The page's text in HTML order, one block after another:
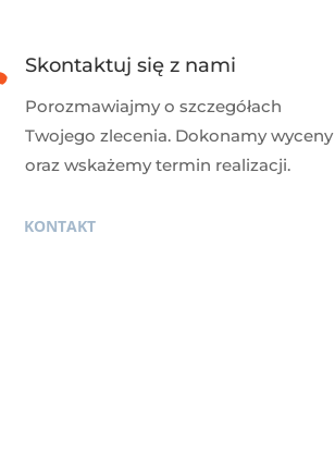
Skontaktuj się z nami
Porozmawiajmy o szczegółach
Twojego zlecenia. Dokonamy wyceny
oraz wskażemy termin realizacji.
KONTAKT